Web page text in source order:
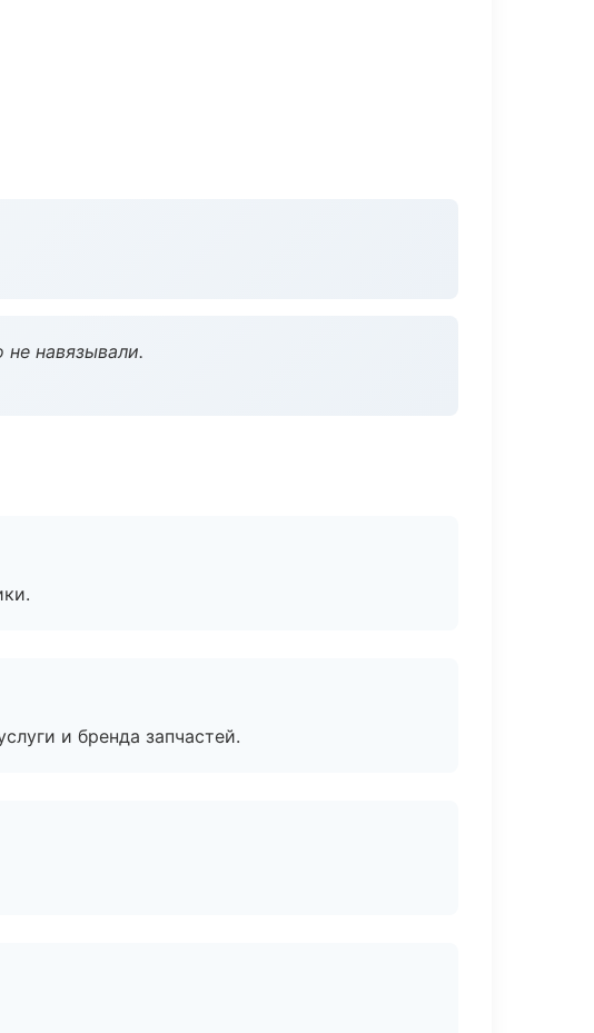
не навязывали.
и бренда запчастей.